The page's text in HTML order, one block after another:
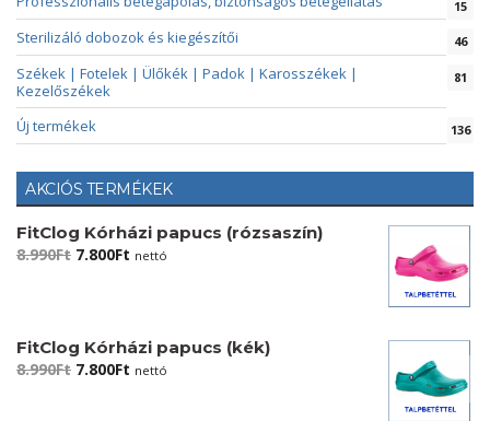
15
Sterilizáló dobozok és kiegészítői 46
Székek | Fotelek | Ülőkék | Padok | Karosszékek |
Kezelőszékek
81
Új termékek 136
AKCIÓS TERMÉKEK
FitClog Kórházi papucs (rózsaszín)
8.990Ft Original
7.800Ft Current
nettó
FitClog Kórházi papucs (kék)
8.990Ft Original
7.800Ft Current
nettó